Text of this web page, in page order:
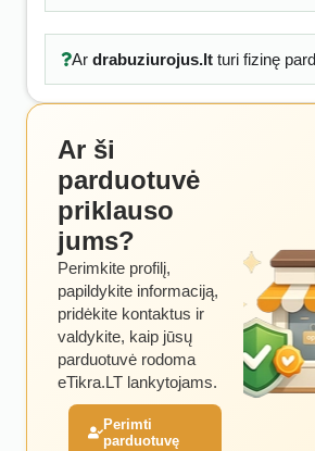
Ar drabuziurojus.ltturi fizinę
Ar ši
parduotuvė
priklauso
jums?
Perimkite profilį,
papildykite informaciją,
pridėkite kontaktus ir
valdykite, kaip jūsų
parduotuvė rodoma
eTikra.LT lankytojams.
Perimti
parduotuvę